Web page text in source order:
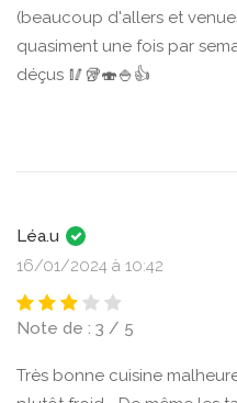
(beaucoup d'allers et
quasiment une fois par
déçus 🥢🥡🍣🍚👍
Léa.u
16/01/2024 à 10:42
Note de : 3 / 5
Très bonne cuisine